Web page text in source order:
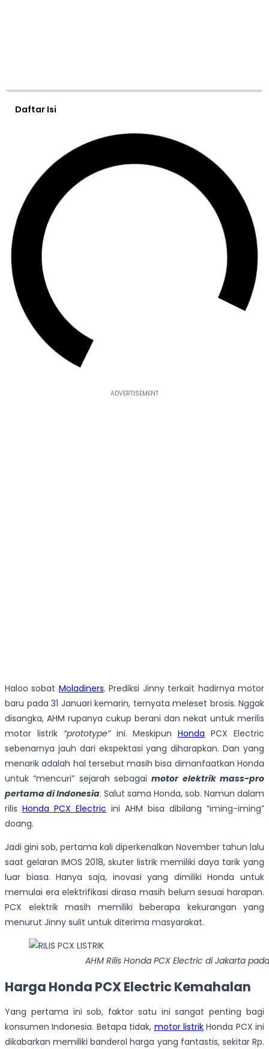
Daftar Isi
Haloo sobat Moladiners. Prediksi Jinny terkait hadirnya motor
baru pada 31 Januari kemarin, ternyata meleset brosis. Nggak
disangka, AHM rupanya cukup berani dan nekat untuk merilis
motor listrik “prototype”ini. MeskipunHonda PCX Electric
sebenarnya jauh dari ekspektasi yang diharapkan. Dan yang
menarik adalah hal tersebut masih bisa dimanfaatkan Honda
untuk “mencuri” sejarah sebagaimotor elektrik mass-pro
pertama di Indonesia. Salut sama Honda, sob. Namun dalam
rilis Honda PCX Electric ini AHM bisa dibilang “iming-iming”
doang.
Jadi gini sob, pertama kali diperkenalkan November tahun lalu
saat gelaran IMOS 2018, skuter listrik memiliki daya tarik yang
luar biasa. Hanya saja, inovasi yang dimiliki Honda untuk
memulai era elektrifikasi dirasa masih belum sesuai harapan.
PCX elektrik masih memiliki beberapa kekurangan yang
menurut Jinny sulit untuk diterima masyarakat.
AHM Rilis Honda PCX Electric di Jakarta
Harga Honda PCX Electric Kemahalan
Yang pertama ini sob, faktor satu ini sangat penting bagi
konsumen Indonesia. Betapa tidak, motor listrikHonda PCX ini
dikabarkan memiliki banderol harga yang fantastis, sekitar Rp.